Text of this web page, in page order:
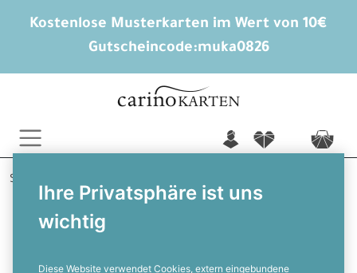
Kostenlose Musterkarten im Wert von 10€
Gutscheincode:muka0826
Ihre Privatsphäre ist uns
wichtig
Diese Website verwendet Cookies, extern eingebundene
n f c
Startseite
Eine kleine Aufmerksamkeit nur für dich
Isabella und Aleandro
Moderner Geschenkanhänger mit